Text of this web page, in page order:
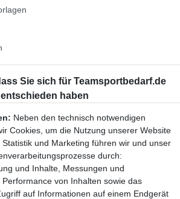
Neben den technisch notwendigen
Cookies, um die Nutzung unserer Website
und Marketing führen wir und unser
durch:
und Inhalte, Messungen und
von Inhalten sowie das
auf Informationen auf einem Endgerät